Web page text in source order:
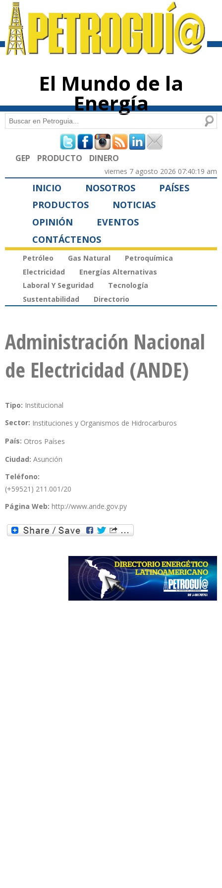
contenido
El Mundo de la
Energía
Formulario de búsqueda
Buscar
GEP PRODUCTO DINERO
viernes 7 agosto 2026 07:40:19 am
INICIO NOSOTROS
PAÍSES
PRODUCTOS
NOTICIAS
OPINIÓN
EVENTOS
CONTÁCTENOS
Petróleo Gas Natural
Petroquímica
Electricidad
Energías Alternativas
Laboral Y Seguridad
Tecnología
Sustentabilidad
Directorio
Administración Nacional
de Electricidad (ANDE)
Tipo: Institucional
Sector: Instituciones y Organismos de Hidrocarburos
País: Otros Países
Ciudad: Asunción
Teléfono:
(+59521) 211.001/20
Página Web: http://www.ande.gov.py